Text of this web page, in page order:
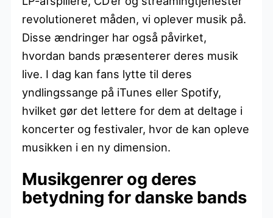
revolutioneret måden, vi oplever musik på.
Disse ændringer har også påvirket,
hvordan bands præsenterer deres musik
live. I dag kan fans lytte til deres
yndlingssange på iTunes eller Spotify,
hvilket gør det lettere for dem at deltage i
koncerter og festivaler, hvor de kan opleve
musikken i en ny dimension.
Musikgenrer og deres
betydning for danske bands